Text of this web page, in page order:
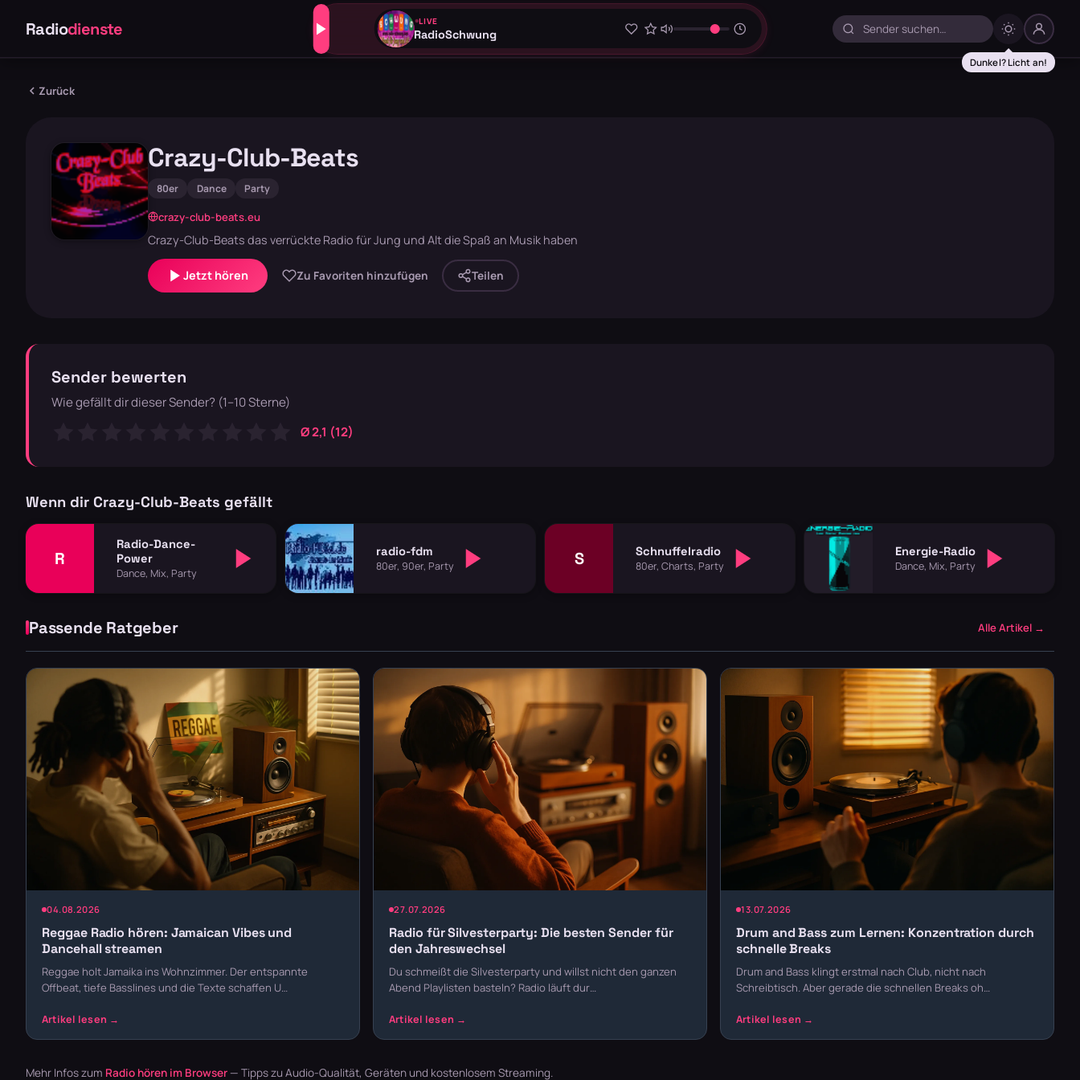
Radiodienste LIVE
RadioSchwung
Zurück
Crazy-Club-Beats
80er Dance Party
crazy-club-beats.eu
Crazy-Club-Beats das verrückte Radio für Jung und Alt die Spaß an Musik haben
Jetzt hören Zu Favoriten hinzufügen Teilen
Sender bewerten
Wie gefällt dir dieser Sender? (1–10 Sterne)
Ø 2,1 (12)
Wenn dir Crazy-Club-Beats gefällt
R
Radio-Dance-
Power
Dance, Mix, Party
radio-fdm
80er, 90er, Party S Schnuffelradio
80er, Charts, Party
Energie-Radio
Dance, Mix, Party
Passende Ratgeber Alle Artikel →
04.08.2026
Reggae Radio hören: Jamaican Vibes und
Dancehall streamen
Reggae holt Jamaika ins Wohnzimmer. Der entspannte
Offbeat, tiefe Basslines und die Texte schaffen U…
27.07.2026
Radio für Silvesterparty: Die besten Sender für
den Jahreswechsel
Du schmeißt die Silvesterparty und willst nicht den ganzen
Abend Playlisten basteln? Radio läuft dur…
13.07.2026
Drum and Bass zum Lernen: Konzentration durch
schnelle Breaks
Drum and Bass klingt erstmal nach Club, nicht nach
Schreibtisch. Aber gerade die schnellen Breaks oh…
Mehr Infos zum Radio hören im Browser — Tipps zu Audio-Qualität, Geräten und kostenlosem Streaming.